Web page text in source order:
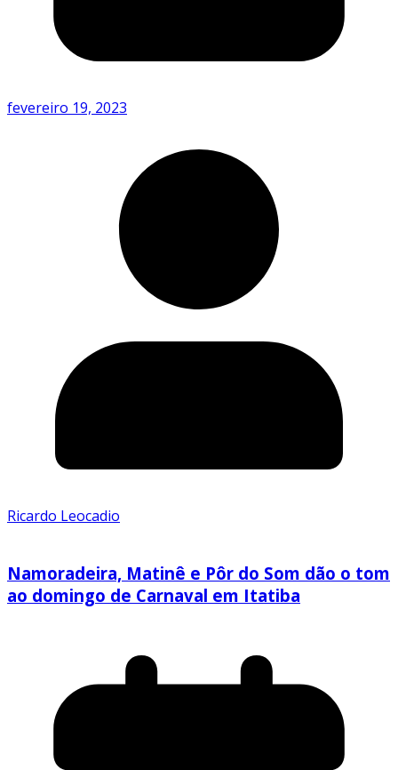
fevereiro 19, 2023
Ricardo Leocadio
Namoradeira, Matinê e Pôr do Som dão o tom
ao domingo de Carnaval em Itatiba